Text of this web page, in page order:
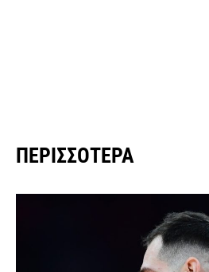
ΠΕΡΙΣΣΌΤΕΡΑ